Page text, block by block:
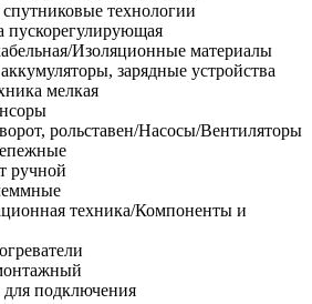
технологии
пускорегулирующая
Изоляционные материалы
зарядные устройства
мелкая
рольставен/Насосы/Вентиляторы
ручной
техника/Компоненты и
подключения